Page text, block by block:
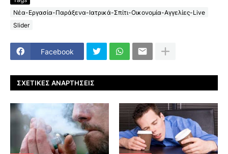
Νέα-Εργασία-Παράξενα-Ιατρικά-Σπίτι-Οικονομία-Αγγελίες-Live
Slider
Facebook
ΣΧΕΤΙΚΈΣ ΑΝΑΡΤΉΣΕΙΣ